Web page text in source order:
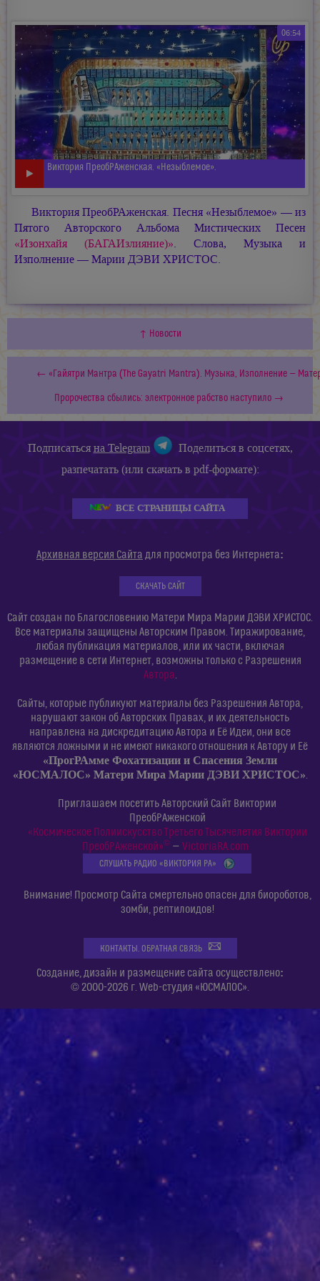
06:54
Виктория ПреобРАженская. «Незыблемое».
Виктория ПреобРАженская. Песня «Незыблемое» — из
Пятого Авторского Альбома Мистических Песен
«Изонхайя (БАГАИзлияние)». Слова, Музыка и
Изполнение — Марии ДЭВИ ХРИСТОС.
↑ Новости
← «Гайятри Мантра (The Gayatri Mantra). Музыка, Изполнение —
Пророчества сбылись: электронное рабство наступило →
Подписатьсяна Telegram
Поделиться в соцсетях,
разпечатать (или скачать в pdf-формате):
ВСЕ СТРАНИЦЫ САЙТА
Архивная версия Сайта для просмотра без Интернета:
СКАЧАТЬ САЙТ
Сайт создан по Благословению Матери Мира Марии ДЭВИ ХРИСТОС.
Все материалы защищены Авторским Правом. Тиражирование,
любая публикация материалов, или их части, включая
размещение в сети Интернет, возможны только с Разрешения
Автора.
Сайты, которые публикуют материалы без Разрешения Автора,
нарушают закон об Авторских Правах, и их деятельность
направлена на дискредитацию Автора и Её Идеи, они все
являются ложными и не имеют никакого отношения к Автору и Её
«ПрогРАмме Фохатизации и Спасения Земли
«ЮСМАЛОС» Матери Мира Марии ДЭВИ ХРИСТОС».
Приглашаем посетить Авторский Сайт Виктории
ПреобРАженской
«Космическое Полиискусство Третьего Тысячелетия Виктории
ПреобРАженской»©— VictoriaRA.com
СЛУШАТЬ РАДИО «ВИКТОРИЯ РА»
Внимание! Просмотр Сайта смертельно опасен для биороботов,
зомби, рептилоидов!
КОНТАКТЫ. ОБРАТНАЯ СВЯЗЬ
Создание, дизайн и размещение сайта осуществлено:
© 2000-2026 г. Web-студия «ЮСМАЛОС».